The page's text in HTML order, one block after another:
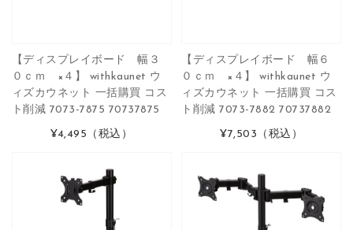
【ディスプレイボード 幅３
０ｃｍ ×４】 withkaunet ウ
ィズカウネット 一括購買 コス
ト削減 7073-7875 70737875
¥4,495 （税込）
【ディスプレイボード 幅６
０ｃｍ ×４】 withkaunet ウ
ィズカウネット 一括購買 コス
ト削減 7073-7882 70737882
¥7,503 （税込）